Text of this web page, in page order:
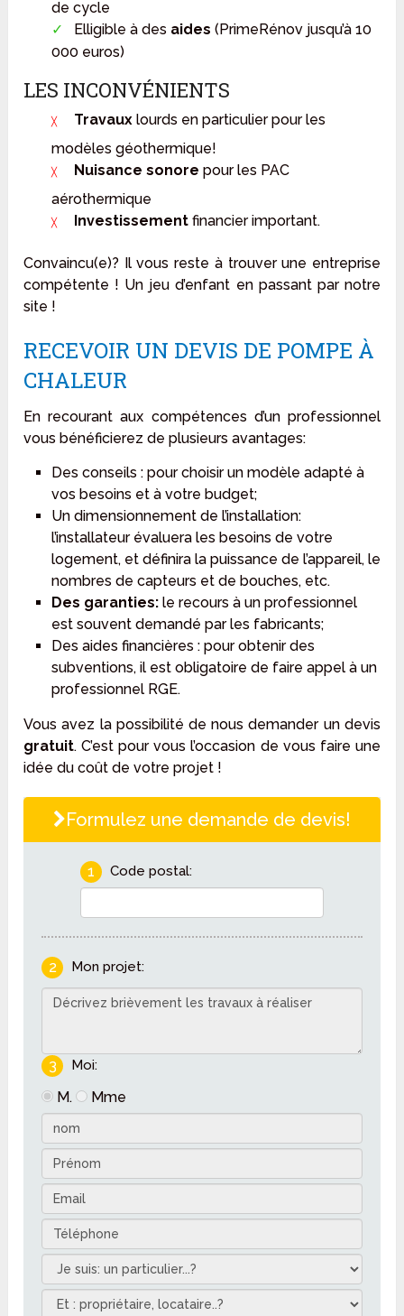
de cycle
Elligible à des aides (PrimeRénov jusqu’à 10
000 euros)
LES INCONVÉNIENTS
Travauxlourds en particulier pour les
modèles géothermique!
Nuisance sonore pour les PAC
aérothermique
Investissementfinancier important.
Convaincu(e)? Il vous reste à trouver une entreprise
compétente ! Un jeu d’enfant en passant par notre
site !
RECEVOIR UN DEVIS DE POMPE À
CHALEUR
En recourant aux compétences d’un professionnel
vous bénéficierez de plusieurs avantages:
Des conseils : pour choisir un modèle adapté à
vos besoins et à votre budget;
Un dimensionnement de l’installation:
l’installateur évaluera les besoins de votre
logement, et définira la puissance de l’appareil, le
nombres de capteurs et de bouches, etc.
Des garanties: le recours à un professionnel
est souvent demandé par les fabricants;
Des aides financières : pour obtenir des
subventions, il est obligatoire de faire appel à un
professionnel RGE.
Vous avez la possibilité de nous demander un devis
gratuit. C’est pour vous l’occasion de vous faire une
idée du coût de votre projet !
Formulez une demande de devis!
1 Code postal:
2 Mon projet:
3 Moi:
M. Mme